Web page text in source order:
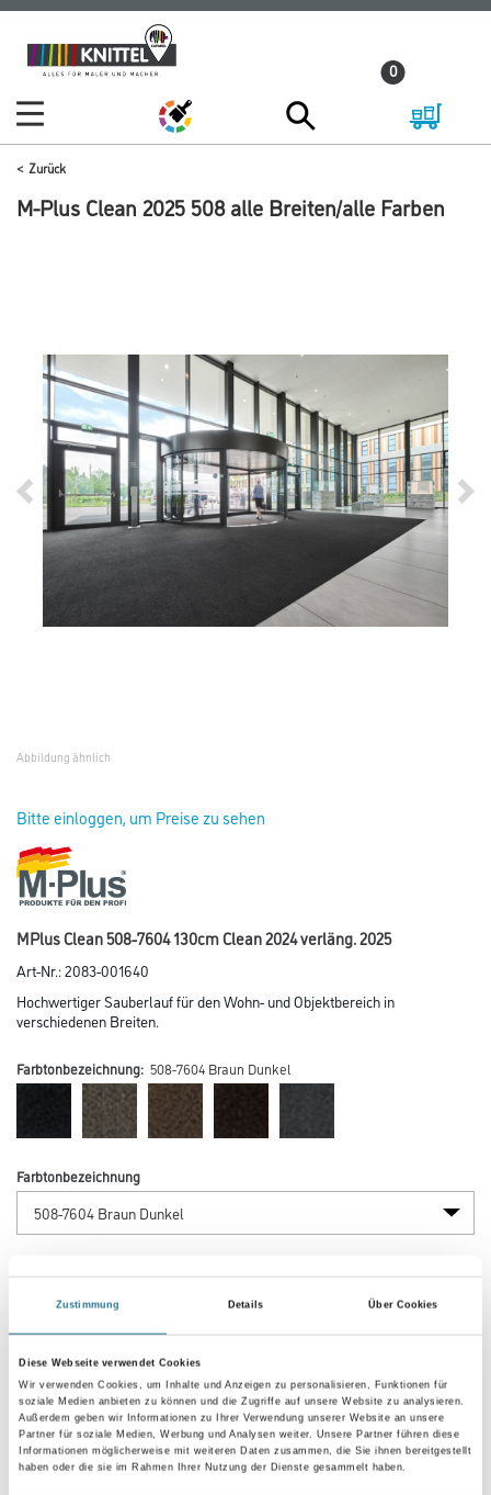
Zustimmung Details Über Cookies
Diese Webseite verwendet Cookies
Wir verwenden Cookies, um Inhalte und Anzeigen zu personalisieren, Funktionen für
soziale Medien anbieten zu können und die Zugriffe auf unsere Website zu analysieren.
Außerdem geben wir Informationen zu Ihrer Verwendung unserer Website an unsere
Partner für soziale Medien, Werbung und Analysen weiter. Unsere Partner führen diese
Informationen möglicherweise mit weiteren Daten zusammen, die Sie ihnen bereitgestellt
haben oder die sie im Rahmen Ihrer Nutzung der Dienste gesammelt haben.
Zum
Inhalt
Zum
Navigationsmenü
0
Zurück
M-Plus Clean 2025 508 alle Breiten/alle Farben
Abbildung ähnlich
Bitte einloggen, um Preise zu sehen
MPlus Clean 508-7604 130cm Clean 2024 verläng. 2025
Art-Nr.:2083-001640
Hochwertiger Sauberlauf für den Wohn- und Objektbereich in
verschiedenen Breiten.
Farbtonbezeichnung: 508-7604 Braun Dunkel
Farbtonbezeichnung
Gebinde